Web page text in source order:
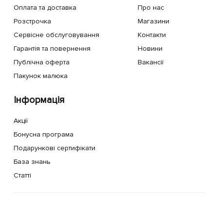
Оплата та доставка
Розстрочка
Сервісне обслуговування
Гарантія та повернення
Публічна оферта
Пакунок малюка
Про нас
Магазини
Контакти
Новини
Вакансії
Інформація
Акції
Бонусна програма
Подарункові сертифікати
База знань
Статті